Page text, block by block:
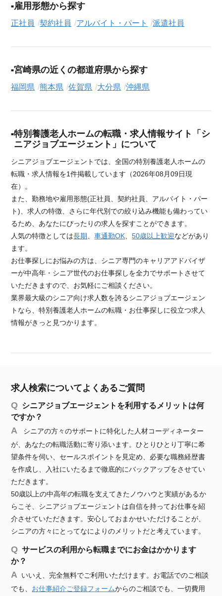
雇用形態から探す
正社員 契約社員 アルバイト・パート 派遣社員
宮崎県の近くの都道府県から探す
福岡県 熊本県 佐賀県 大分県 沖縄県
特別養護老人ホームの転職・求人情報サイト「シ
ニアジョブエージェント」について
シニアジョブエージェントでは、全国の特別養護老人ホームの
転職・求人情報を1件掲載しています（2026年08月09日現
在）。
また、勤務地や雇用形態(正社員、契約社員、アルバイト・パー
ト)、求人の特徴、さらに年代別での絞り込み機能も備わってい
るため、あなたにぴったりの求人を探すことができます。
人気の特徴としては長期 、車通勤OK 、50歳以上歓迎などがあり
ます。
お仕事探しにお悩みの方は、シニア専門のキャリアアドバイザ
ーが中高年・シニア世代のお仕事探しを全力でサポートさせて
いただきますので、お気軽にご相談ください。
業界最大級のシニア向け求人数を誇るシニアジョブエージェン
トなら、特別養護老人ホームの転職・お仕事探しに役立つ求人
情報がきっと見つかります。
求人検索についてよくあるご質問
シニアジョブエージェントを利用するメリットは何
ですか？
シニアの方々のサポートに特化した人材コーディネーター
が、あなたの転職活動に寄り添います。ひとりひとり丁寧に希
望条件を伺い、セールスポイントを見定め、必要な職務経歴書
を作成し、入社にいたるまで徹底的にバックアップをさせてい
ただきます。
50歳以上の中高年の転職を支えてきたノウハウと実績があるか
らこそ、シニアジョブエージェントは自信を持ってお仕事を紹
介させていただきます。安心しておまかせいただけることが、
シニアの方々にとってなによりのメリットだと考えています。
サービスの利用から転職までにお金はかかります
か？
いいえ、完全無料でご利用いただけます。お電話でのご相談
でも、 お仕事紹介ご登録フォームからのご相談でも、一切費用